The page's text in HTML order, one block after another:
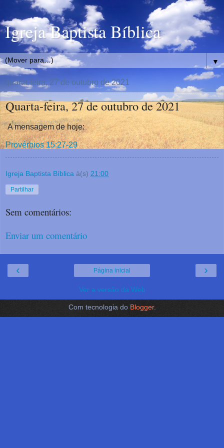
Igreja Baptista Bíblica
▼
quarta-feira, 27 de outubro de 2021
Quarta-feira, 27 de outubro de 2021
A mensagem de hoje:
Provérbios 15:27-29
Igreja Baptista Bíblica à(s) 21:00
Partilhar
Sem comentários:
Enviar um comentário
‹ ›
Página inicial
Ver a versão da Web
Com tecnologia do Blogger.